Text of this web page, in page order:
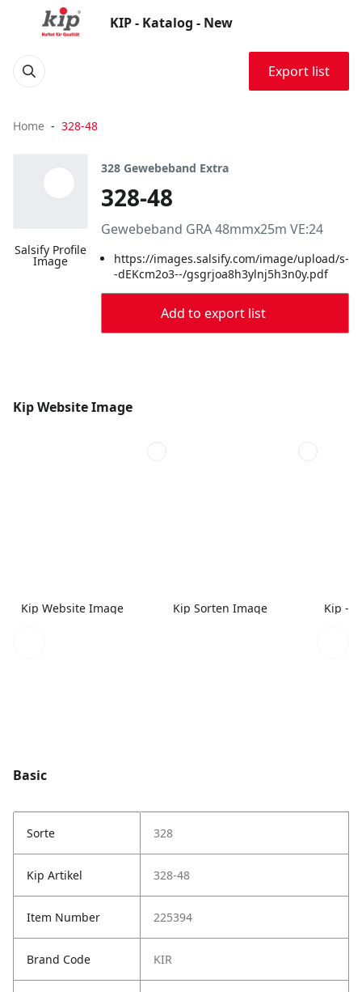
KIP - Katalog - New
Export list
Home 328-48
Salsify Profile
Image
328 Gewebeband Extra
328-48
Gewebeband GRA 48mmx25m VE:24
https://images.salsify.com/image/upload/s-
-dEKcm2o3--/gsgrjoa8h3ylnj5h3n0y.pdf
Add to export list
Kip Website Image
Kip Website Image Kip Sorten Image
Basic
Sorte 328
Kip Artikel 328-48
Item Number 225394
Brand Code KIR